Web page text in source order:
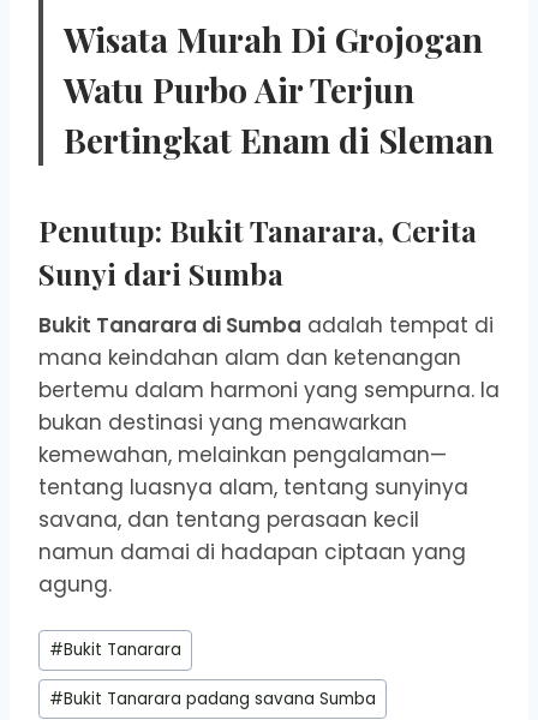
Wisata Murah Di Grojogan
Watu Purbo Air Terjun
Bertingkat Enam di Sleman
Penutup: Bukit Tanarara, Cerita
Sunyi dari Sumba
Bukit Tanarara di Sumba adalah tempat di
mana keindahan alam dan ketenangan
bertemu dalam harmoni yang sempurna. Ia
bukan destinasi yang menawarkan
kemewahan, melainkan pengalaman—
tentang luasnya alam, tentang sunyinya
savana, dan tentang perasaan kecil
namun damai di hadapan ciptaan yang
agung.
Post
Tags:
#Bukit Tanarara
#Bukit Tanarara padang savana Sumba